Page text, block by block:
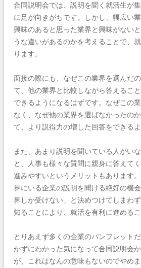
合同説明会では、説明を聞く就活生が
に足が向きがちです。しかし、幅広い
興味のあると思った業界と興味がない
うな違いがあるのかを考えることで、
ります。
面接の際にも、なぜこの業界を選んだ
て、他の業界と比較しながら答えるこ
できるようになるはずです。なぜこの
なく、なぜ他の業界を選ばなかったの
て、より説得力の増した回答をできるよ
また、あまり説明を聞いている人がい
と、人事も様々な質問に親身に答えて
進みやすいというメリットもあります
界にいる企業の説明を聞ける絶好の機
界しか受けない」と決めつけてしまわ
知ることにより、就活を有利に進めるこ
とりあえず多くの企業のパンフレット
かずにわかった気になって合同説明会
が、これはなんの意味もないのでやめ